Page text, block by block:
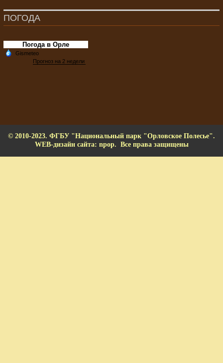
ПОГОДА
Погода в Орле
© 2010-2023. ФГБУ "Национальный парк "Орловское Полесье".
WEB-дизайн сайта: npop. Все права защищены